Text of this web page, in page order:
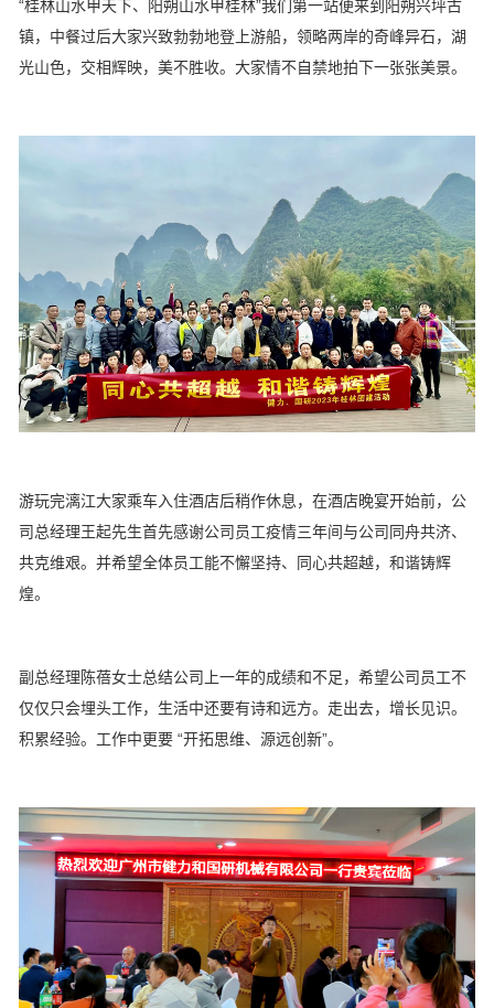
“桂林山水甲天下、阳朔山水甲桂林”我们第一站便来到阳朔兴坪古
镇，中餐过后大家兴致勃勃地登上游船，领略两岸的奇峰异石，湖
光山色，交相辉映，美不胜收。大家情不自禁地拍下一张张美景。
游玩完漓江大家乘车入住酒店后稍作休息，在酒店晚宴开始前，公
司总经理王起先生首先感谢公司员工疫情三年间与公司同舟共济、
共克维艰。并希望全体员工能不懈坚持、同心共超越，和谐铸辉
煌。
副总经理陈蓓女士总结公司上一年的成绩和不足，希望公司员工不
仅仅只会埋头工作，生活中还要有诗和远方。走出去，增长见识。
积累经验。工作中更要 “开拓思维、源远创新”。